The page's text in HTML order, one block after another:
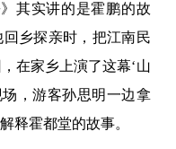
其实讲的是霍鹏的故
乡探亲时，把江南民
在家乡上演了这幕‘山
，游客孙思明一边拿
释霍都堂的故事。